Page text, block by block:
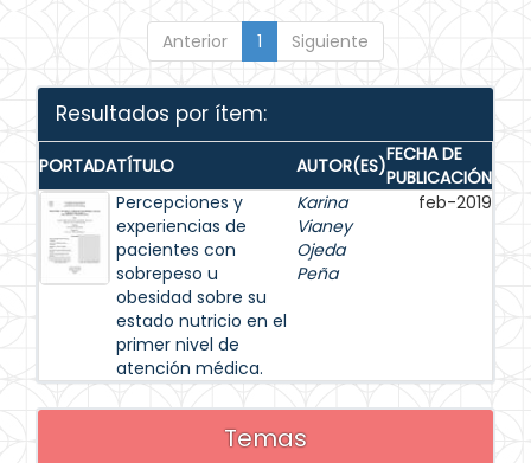
Anterior 1 Siguiente
Resultados por ítem:
PORTADATÍTULO AUTOR(ES)FECHA DE
PUBLICACIÓN
Percepciones y
experiencias de
pacientes con
sobrepeso u
obesidad sobre su
estado nutricio en el
primer nivel de
atención médica.
Karina
Vianey
Ojeda
Peña
feb-2019
Temas